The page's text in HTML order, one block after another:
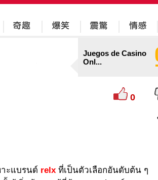
Juegos de Casino
Onl...
0
ะแบรนด์ relx ที่เป็นตัวเลือกอันดับต้น ๆ